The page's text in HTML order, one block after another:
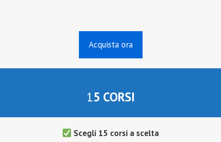
Acquista ora
15 CORSI
Scegli 15 corsi a scelta